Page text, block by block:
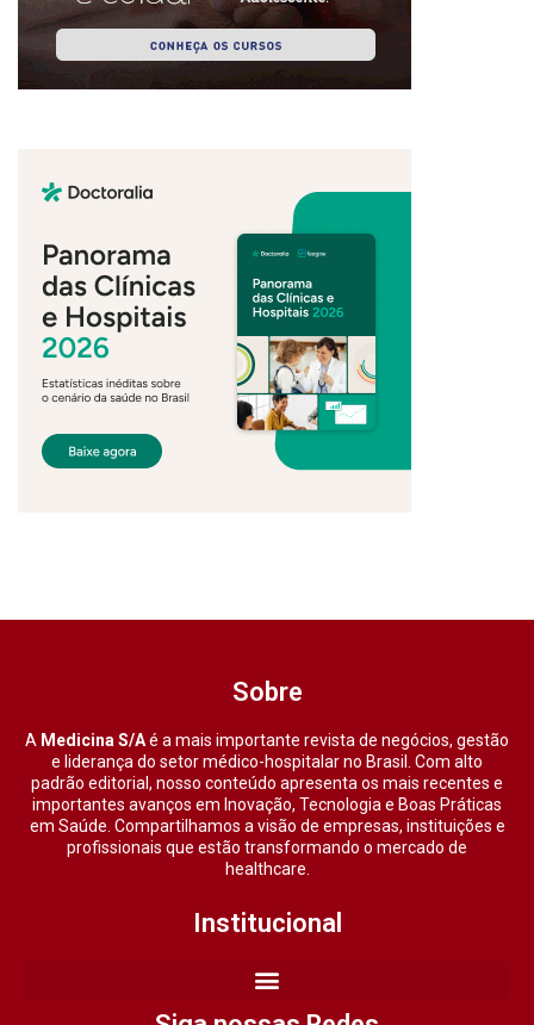
Sobre
A Medicina S/Aé a mais importante revista de negócios, gestão
e liderança do setor médico-hospitalar no Brasil. Com alto
padrão editorial, nosso conteúdo apresenta os mais recentes e
importantes avanços em Inovação, Tecnologia e Boas Práticas
em Saúde. Compartilhamos a visão de empresas, instituições e
profissionais que estão transformando o mercado de
healthcare.
Institucional